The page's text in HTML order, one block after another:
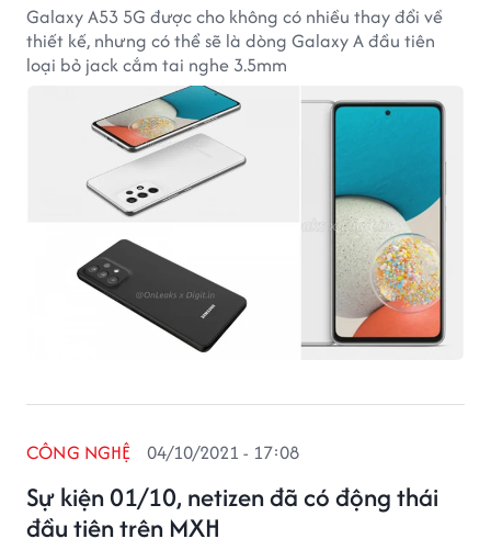
Galaxy A53 5G được cho không có nhiều thay đổi về
thiết kế, nhưng có thể sẽ là dòng Galaxy A đầu tiên
loại bỏ jack cắm tai nghe 3.5mm
Sự kiện 01/10, netizen đã có động thái
đầu tiên trên MXH
CÔNG NGHỆ 04/10/2021 - 17:08